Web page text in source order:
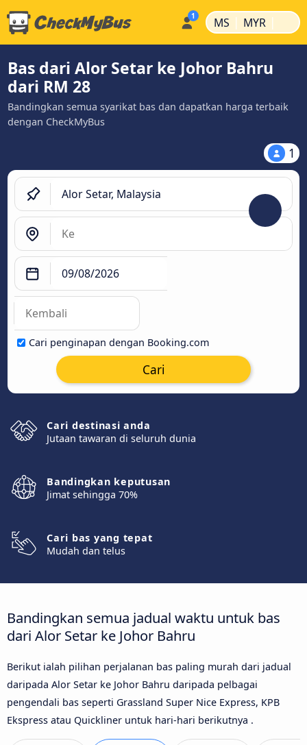
MS | MYR |
Bas dari Alor Setar ke Johor Bahru
dari RM 28
Bandingkan semua syarikat bas dan dapatkan harga terbaik
dengan CheckMyBus
1
Cari penginapan dengan Booking.com
Cari
Cari destinasi anda
Jutaan tawaran di seluruh dunia
Bandingkan keputusan
Jimat sehingga 70%
Cari bas yang tepat
Mudah dan telus
Bandingkan semua jadual waktu untuk bas
dari Alor Setar ke Johor Bahru
Berikut ialah pilihan perjalanan bas paling murah dari jadual
daripada Alor Setar ke Johor Bahru daripada pelbagai
pengendali bas seperti Grassland Super Nice Express, KPB
Ekspress atau Quickliner untuk hari-hari berikutnya .